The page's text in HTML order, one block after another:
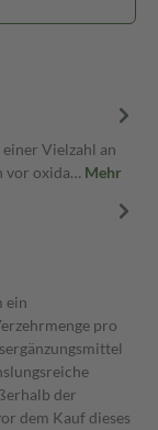
Vielzahl an
vor oxida… Mehr
ein
pro
der
dem Kauf dieses